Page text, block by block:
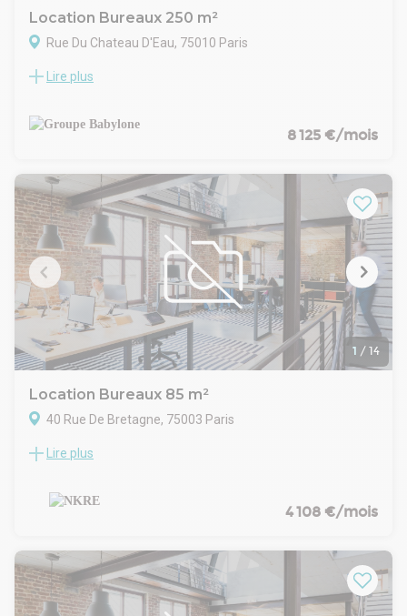
Location Bureaux 250 m²
Rue Du Chateau D'Eau, 75010 Paris
GROUPE BABYLONE vous propose des bureaux sur cour,
verrière apportant une belle luminosité naturelle.
Ces espaces fonctionnels se composent d'un open space,
équipés d'un chauffage électrique et d'une baie de brassage,
offrant un environnement de travail confortable et
opérationnel.
Situés à proximité immédiate des transports et à deux pas
de la Gare de l'Est, ces bureaux bénéficient d'une adresse
stratégique, idéale pour l'implantation et le développement
de vos équipes.
Lire plus
8 125 €/mois
1 / 14
Location Bureaux 85 m²
40 Rue De Bretagne, 75003 Paris
Immeuble de qualité
Présence d'un ascenseur
Espaces en excellent état général
Parquet, moulures, cheminées, vitraux
Disposition :
- Une entrée / dégagement
Lire plus
4 108 €/mois